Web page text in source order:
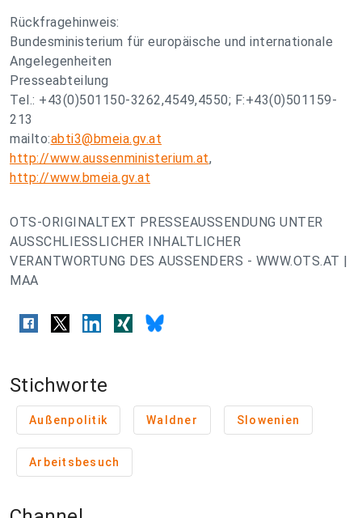
Rückfragehinweis:
Bundesministerium für europäische und internationale
Angelegenheiten
Presseabteilung
Tel.: +43(0)501150-3262,4549,4550; F:+43(0)501159-
213
mailto:abti3@bmeia.gv.at
http://www.aussenministerium.at,
http://www.bmeia.gv.at
OTS-ORIGINALTEXT PRESSEAUSSENDUNG UNTER
AUSSCHLIESSLICHER INHALTLICHER
VERANTWORTUNG DES AUSSENDERS - WWW.OTS.AT |
MAA
Stichworte
Außenpolitik Waldner Slowenien
Arbeitsbesuch